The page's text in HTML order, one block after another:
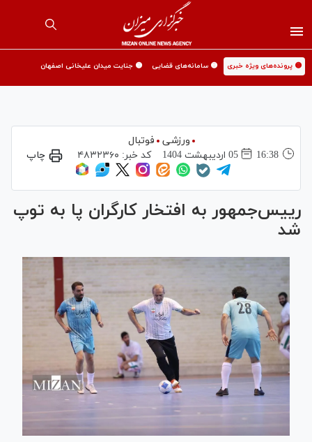
🟡 پرونده‌های ویژه خبری 🟡 سامانه‌های قضایی 🟡 جنایت میدان علیخانی اصفهان
ورزشی
فوتبال
16:38
05 ارديبهشت 1404 کد خبر: ۴۸۳۲۳۶۰ چاپ
رییس‌جمهور به افتخار کارگران پا به توپ
شد